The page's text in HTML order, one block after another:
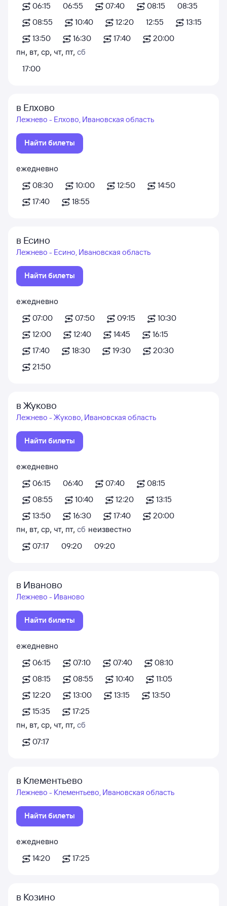
06:15
06:55 07:40 08:15
08:35
08:55
10:40 12:20 12:55
13:15
13:50
16:30 17:40
20:00
пн, вт, ср, чт, пт, сб
17:00
в Елхово
Лежнево - Елхово, Ивановская область
Найти билеты
ежедневно
08:30
10:00 12:50
14:50
17:40
18:55
в Есино
Лежнево - Есино, Ивановская область
Найти билеты
ежедневно
07:00
07:50 09:15
10:30
12:00
12:40 14:45
16:15
17:40
18:30 19:30
20:30
21:50
в Жуково
Лежнево - Жуково, Ивановская область
Найти билеты
ежедневно
06:15
06:40 07:40
08:15
08:55
10:40 12:20
13:15
13:50
16:30 17:40
20:00
пн, вт, ср, чт, пт, сб
07:17
09:20
неизвестно
09:20
в Иваново
Лежнево - Иваново
Найти билеты
ежедневно
06:15
07:10 07:40
08:10
08:15
08:55 10:40
11:05
12:20
13:00 13:15
13:50
15:35
17:25
пн, вт, ср, чт, пт, сб
07:17
в Клементьево
Лежнево - Клементьево, Ивановская область
Найти билеты
ежедневно
14:20
17:25
в Козино